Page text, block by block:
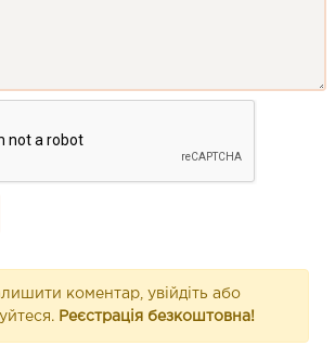
коментар, увійдіть або
Реєстрація безкоштовна!